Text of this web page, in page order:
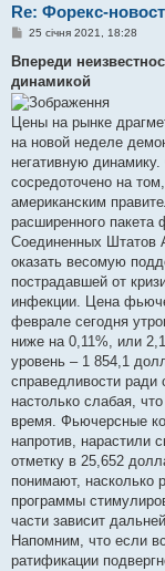
Re: Форекс-
П
в
д
о
м
л
е
н
я
25 січня 2021, 18:28
Впереди
динамикой
Цены на рынке
на новой неделе
негативную
сосредоточено на
американским
расширенного пакета
Соединенных Штатов
оказать весомую
пострадавшей от
инфекции. Цена
феврале сегодня
ниже на 0,11%, или
уровень – 1 854,1
справедливости ради
настолько слабая,
время. Фьючерсные
напротив, нарастили
отметку в 25,652
понимают, насколько
программы
части зависит
Напомним, что если
ратификации